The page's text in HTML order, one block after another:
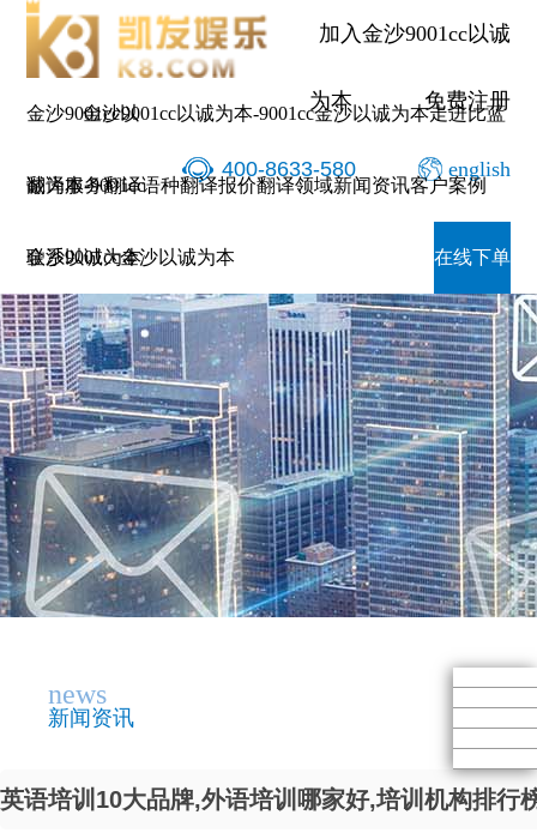
加入金沙9001cc以诚
为本 免费注册
400-8633-580 english
金沙9001cc以
诚为本-9001cc
金沙以诚为本
金沙9001cc以诚为本-9001cc金沙以诚为本走进比蓝
翻译服务翻译语种翻译报价翻译领域新闻资讯客户案例
联系9001cc金沙以诚为本 在线下单
news
新闻资讯
英语培训10大品牌,外语培训哪家好,培训机构排行